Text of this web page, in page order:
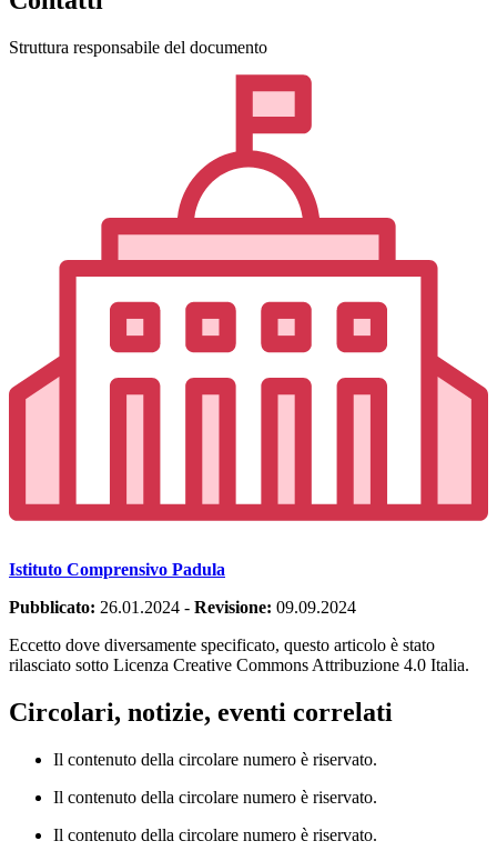
Struttura responsabile del documento
Istituto Comprensivo Padula
Pubblicato: 26.01.2024 - Revisione: 09.09.2024
Eccetto dove diversamente specificato, questo articolo è stato
rilasciato sotto Licenza Creative Commons Attribuzione 4.0 Italia.
Circolari, notizie, eventi correlati
Il contenuto della circolare numero è riservato.
Il contenuto della circolare numero è riservato.
Il contenuto della circolare numero è riservato.